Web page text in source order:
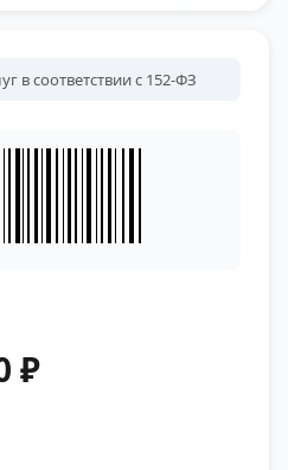
в соответствии с 152-ФЗ
₽